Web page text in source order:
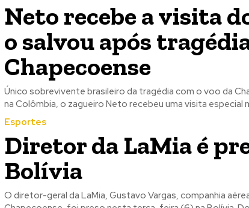
Neto recebe a visita
o salvou após
Chapecoense
Único sobrevivente brasileiro da tragédia com o voo da
na Colômbia, o zagueiro Neto recebeu uma visita especial
Esportes
Diretor da LaMia é
Bolívia
O diretor-geral da LaMia, Gustavo Vargas, companhia